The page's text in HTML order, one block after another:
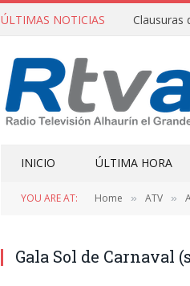
ÚLTIMAS NOTICIAS
INICIO ÚLTIMA HORA
YOU ARE AT: Home » ATV »
Gala Sol de Carnaval